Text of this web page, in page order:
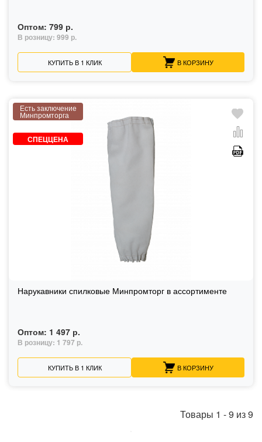
Оптом: 799 р.
В розницу: 999 р.
КУПИТЬ В 1 КЛИК В КОРЗИНУ
Есть заключение
Минпромторга
СПЕЦЦЕНА
Нарукавники спилковые Минпромторг в ассортименте
Оптом: 1 497 р.
В розницу: 1 797 р.
КУПИТЬ В 1 КЛИК В КОРЗИНУ
Товары 1 -9 из9